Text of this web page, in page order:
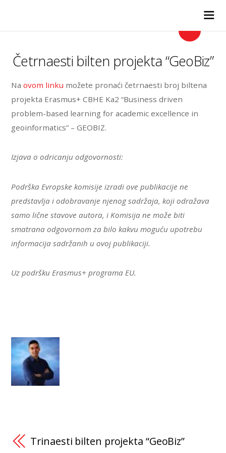
Četrnaesti bilten projekta “GeoBiz”
Naovom linku možete pronaći četrnaesti broj biltena
projekta Erasmus+ CBHE Ka2 “Business driven
problem-based learning for academic excellence in
geoinformatics” – GEOBIZ.
Izjava o odricanju odgovornosti:
Podrška Evropske komisije izradi ove publikacije ne
predstavlja i odobravanje njenog sadržaja, koji odražava
samo lične stavove autora, i Komisija ne može biti
smatrana odgovornom za bilo kakvu moguću upotrebu
informacija sadržanih u ovoj publikaciji.
Uz podršku Erasmus+ programa EU.
Trinaesti bilten projekta “GeoBiz”